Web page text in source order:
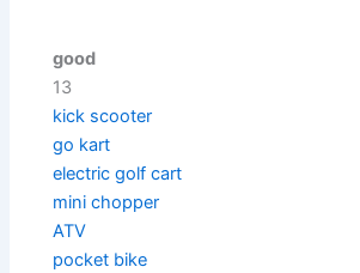
good
13
kick scooter
go kart
electric golf cart
mini chopper
ATV
pocket bike